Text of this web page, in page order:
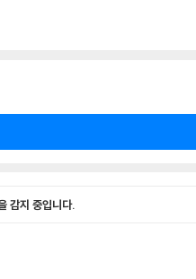
감지 중입니다.